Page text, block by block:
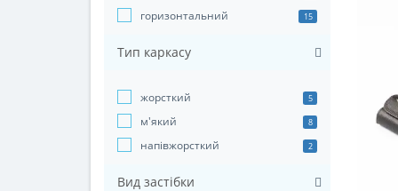
горизонтальний 15
Тип каркасу
жорсткий 5
м'який 8
напівжорсткий 2
Вид застібки